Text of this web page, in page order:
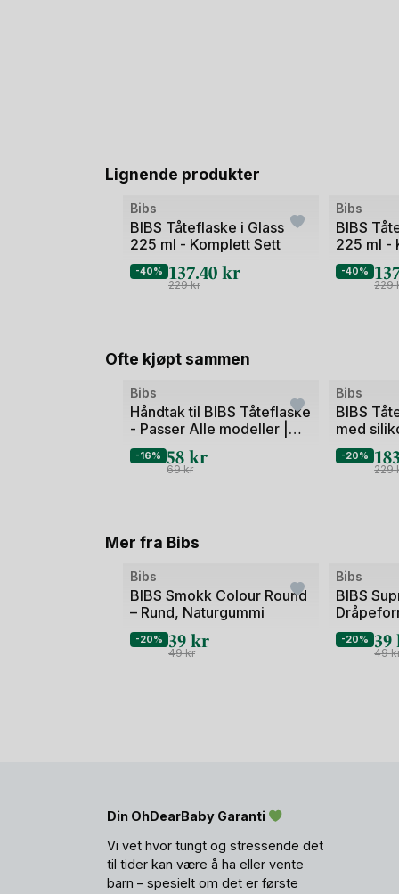
Lignende produkter
Bibs
BIBS Tåteflaske i Glass
225 ml - Komplett Sett
-40% 137.40kr
229kr
Bibs
BIBS
225 ml -
-40%
229
Ofte kjøpt sammen
Bibs
Håndtak til BIBS Tåteflaske
- Passer Alle modeller |
Baby Bottle Handle
-16% 58kr
69kr
Bibs
BIBS
med
Komplett
-20%
229
Mer fra Bibs
Bibs
BIBS Smokk Colour Round
– Rund, Naturgummi
-20% 39kr
49kr
Bibs
BIBS
-20% 39
49
Din OhDearBaby Garanti
Vi vet hvor tungt og stressende det
til tider kan være å ha eller vente
barn – spesielt om det er første